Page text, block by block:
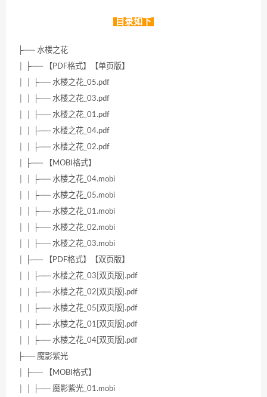
目录如下
├── 水楼之花
│ ├── 【PDF格式】【单页版】
│ │ ├── 水楼之花_05.pdf
│ │ ├── 水楼之花_03.pdf
│ │ ├── 水楼之花_01.pdf
│ │ ├── 水楼之花_04.pdf
│ │ ├── 水楼之花_02.pdf
│ ├── 【MOBI格式】
│ │ ├── 水楼之花_04.mobi
│ │ ├── 水楼之花_05.mobi
│ │ ├── 水楼之花_01.mobi
│ │ ├── 水楼之花_02.mobi
│ │ ├── 水楼之花_03.mobi
│ ├── 【PDF格式】【双页版】
│ │ ├── 水楼之花_03[双页版].pdf
│ │ ├── 水楼之花_02[双页版].pdf
│ │ ├── 水楼之花_05[双页版].pdf
│ │ ├── 水楼之花_01[双页版].pdf
│ │ ├── 水楼之花_04[双页版].pdf
├── 魔影紫光
│ ├── 【MOBI格式】
│ │ ├── 魔影紫光_01.mobi